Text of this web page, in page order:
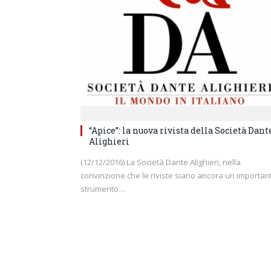
“Apice”: la nuova rivista della Società
Alighieri
(12/12/2016) La Società Dante Alighieri, nella
convinzione che le riviste siano ancora un
strumento…